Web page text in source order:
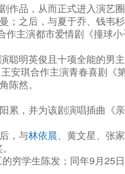
品，从而正式进入演艺圈
之后，与夏于乔、钱韦
主演都市爱情剧《撞球
明英俊且十项全能的男
安琪合作主演青春喜剧《
然。
，并为该剧演唱插曲《亲
，与林依晨、黄文星、张
穷学生陈发；同年9月25